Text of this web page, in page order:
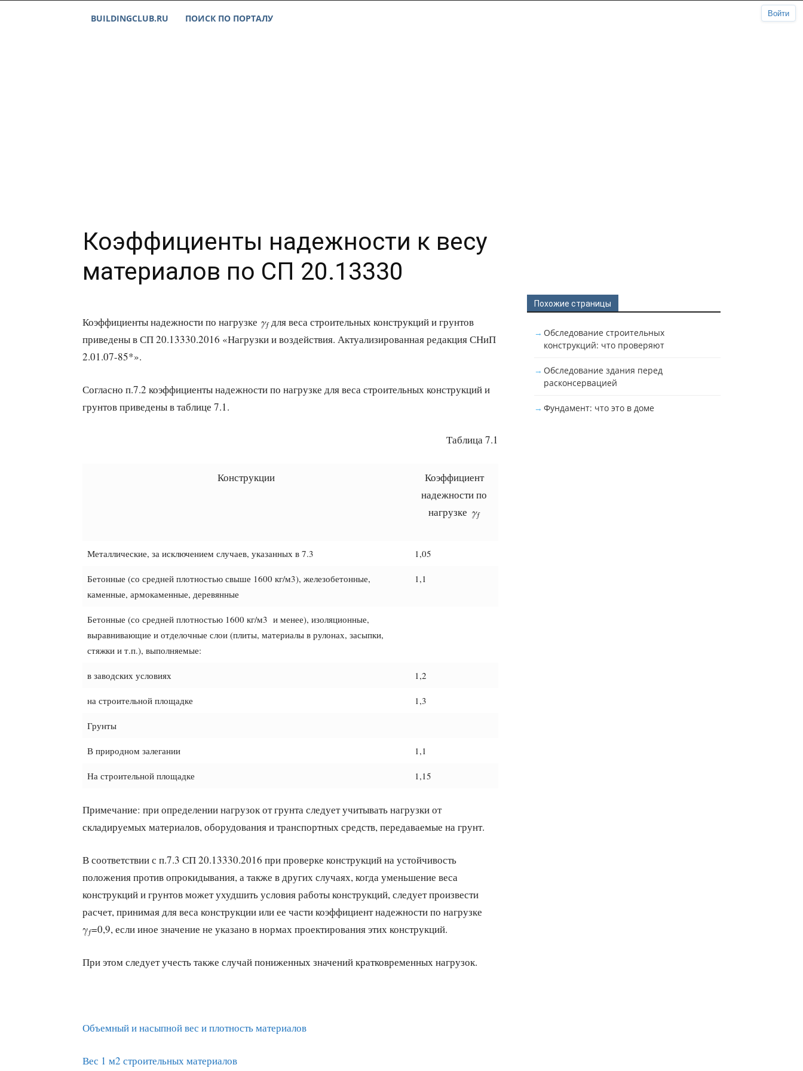
BUILDINGCLUB.RU ПОИСК ПО ПОРТАЛУ
Коэффициенты надежности к весу
материалов по СП 20.13330
Коэффициенты надежности по нагрузке γƒ для веса строительных конструкций и грунтов
приведены в СП 20.13330.2016 «Нагрузки и воздействия. Актуализированная редакция СНиП
2.01.07-85*».
Согласно п.7.2 коэффициенты надежности по нагрузке для веса строительных конструкций и
грунтов приведены в таблице 7.1.
Таблица 7.1
Конструкции
Коэффициент
надежности по
нагрузке γƒ
Металлические, за исключением случаев, указанных в 7.3 1,05
Бетонные (со средней плотностью свыше 1600 кг/м3), железобетонные,
каменные, армокаменные, деревянные
1,1
Бетонные (со средней плотностью 1600 кг/м3 и менее), изоляционные,
выравнивающие и отделочные слои (плиты, материалы в рулонах, засыпки,
стяжки и т.п.), выполняемые:
в заводских условиях 1,2
на строительной площадке 1,3
Грунты
В природном залегании 1,1
На строительной площадке 1,15
Примечание: при определении нагрузок от грунта следует учитывать нагрузки от
складируемых материалов, оборудования и транспортных средств, передаваемые на грунт.
В соответствии с п.7.3 СП 20.13330.2016 при проверке конструкций на устойчивость
положения против опрокидывания, а также в других случаях, когда уменьшение веса
конструкций и грунтов может ухудшить условия работы конструкций, следует произвести
расчет, принимая для веса конструкции или ее части коэффициент надежности по нагрузке
γƒ=0,9, если иное значение не указано в нормах проектирования этих конструкций.
При этом следует учесть также случай пониженных значений кратковременных нагрузок.
Объемный и насыпной вес и плотность материалов
Вес 1 м2 строительных материалов
Похожие страницы
Обследование строительных
конструкций: что проверяют
Обследование здания перед
расконсервацией
Фундамент: что это в доме
Войти